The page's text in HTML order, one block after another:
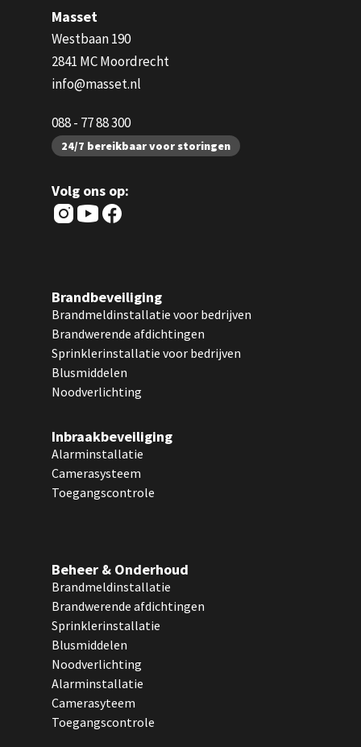
Masset
Westbaan 190
2841 MC Moordrecht
info@masset.nl
088 - 77 88 300
24/7 bereikbaar voor storingen
Volg ons op:
Brandbeveiliging
Brandmeldinstallatie voor bedrijven
Brandwerende afdichtingen
Sprinklerinstallatie voor bedrijven
Blusmiddelen
Noodverlichting
Inbraakbeveiliging
Alarminstallatie
Camerasysteem
Toegangscontrole
Beheer & Onderhoud
Brandmeldinstallatie
Brandwerende afdichtingen
Sprinklerinstallatie
Blusmiddelen
Noodverlichting
Alarminstallatie
Camerasyteem
Toegangscontrole